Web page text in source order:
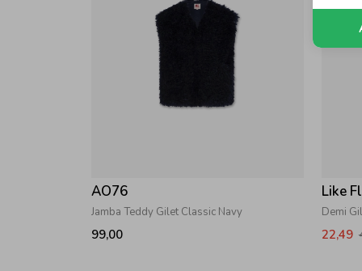
AO76
Jamba Teddy Gilet Classic Navy
99,00
Like
Demi
22,49